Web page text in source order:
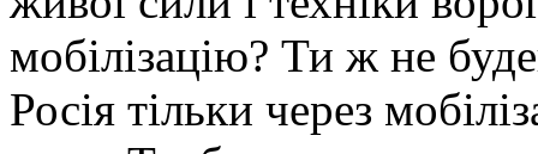
мобілізацію? Ти ж не
Росія тільки через